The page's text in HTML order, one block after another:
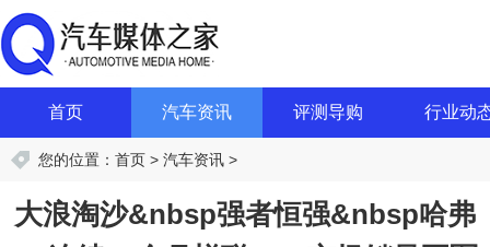
首页 汽车资讯 评测导购 行业动
您的位置： 首页 > 汽车资讯 >
大浪淘沙&nbsp强者恒强&nbsp哈弗